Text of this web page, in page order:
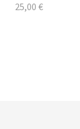
25,00 €